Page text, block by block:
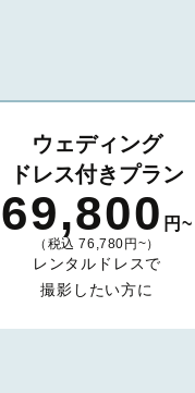
ウェディング
ドレス付きプラン
69,800 円~
（税込 76,780円~）
レンタルドレスで
撮影したい方に